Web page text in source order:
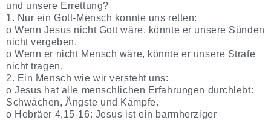
und unsere Errettung?
1. Nur ein Gott-Mensch konnte uns retten:
o Wenn Jesus nicht Gott wäre, könnte er unsere Sünden
nicht vergeben.
o Wenn er nicht Mensch wäre, könnte er unsere Strafe
nicht tragen.
2. Ein Mensch wie wir versteht uns:
o Jesus hat alle menschlichen Erfahrungen durchlebt:
Schwächen, Ängste und Kämpfe.
o Hebräer 4,15-16: Jesus ist ein barmherziger